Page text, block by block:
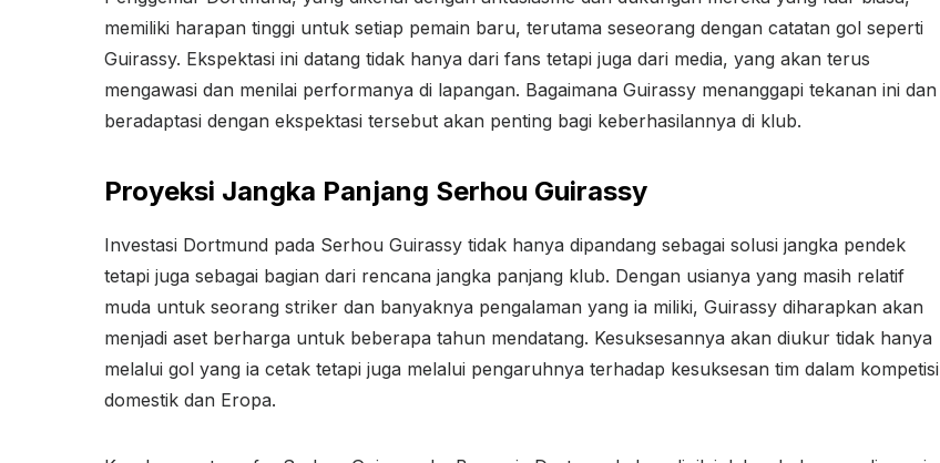
memiliki harapan tinggi untuk setiap pemain baru, terutama seseorang dengan catatan gol seperti
Guirassy. Ekspektasi ini datang tidak hanya dari fans tetapi juga dari media, yang akan terus
mengawasi dan menilai performanya di lapangan. Bagaimana Guirassy menanggapi tekanan ini dan
beradaptasi dengan ekspektasi tersebut akan penting bagi keberhasilannya di klub.
Proyeksi Jangka Panjang Serhou Guirassy
Investasi Dortmund pada Serhou Guirassy tidak hanya dipandang sebagai solusi jangka pendek
tetapi juga sebagai bagian dari rencana jangka panjang klub. Dengan usianya yang masih relatif
muda untuk seorang striker dan banyaknya pengalaman yang ia miliki, Guirassy diharapkan akan
menjadi aset berharga untuk beberapa tahun mendatang. Kesuksesannya akan diukur tidak hanya
melalui gol yang ia cetak tetapi juga melalui pengaruhnya terhadap kesuksesan tim dalam kompetisi
domestik dan Eropa.